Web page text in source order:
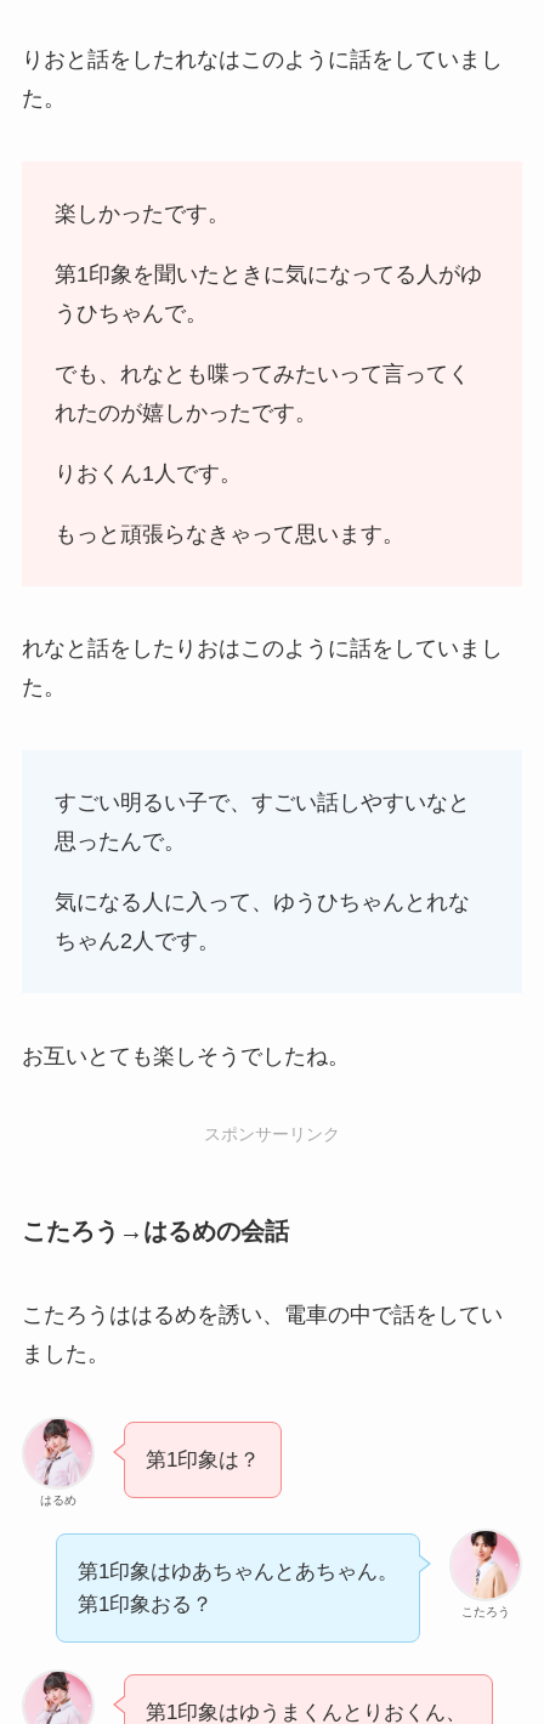
りおと話をしたれなはこのように話をしていまし
た。
楽しかったです。
第1印象を聞いたときに気になってる人がゆ
うひちゃんで。
でも、れなとも喋ってみたいって言ってく
れたのが嬉しかったです。
りおくん1人です。
もっと頑張らなきゃって思います。
れなと話をしたりおはこのように話をしていまし
た。
すごい明るい子で、すごい話しやすいなと
思ったんで。
気になる人に入って、ゆうひちゃんとれな
ちゃん2人です。
お互いとても楽しそうでしたね。
スポンサーリンク
こたろう→はるめの会話
こたろうははるめを誘い、電車の中で話をしてい
ました。
はるめ
第1印象は？
こたろう
第1印象はゆあちゃんとあちゃん。
第1印象おる？
第1印象はゆうまくんとりおくん、